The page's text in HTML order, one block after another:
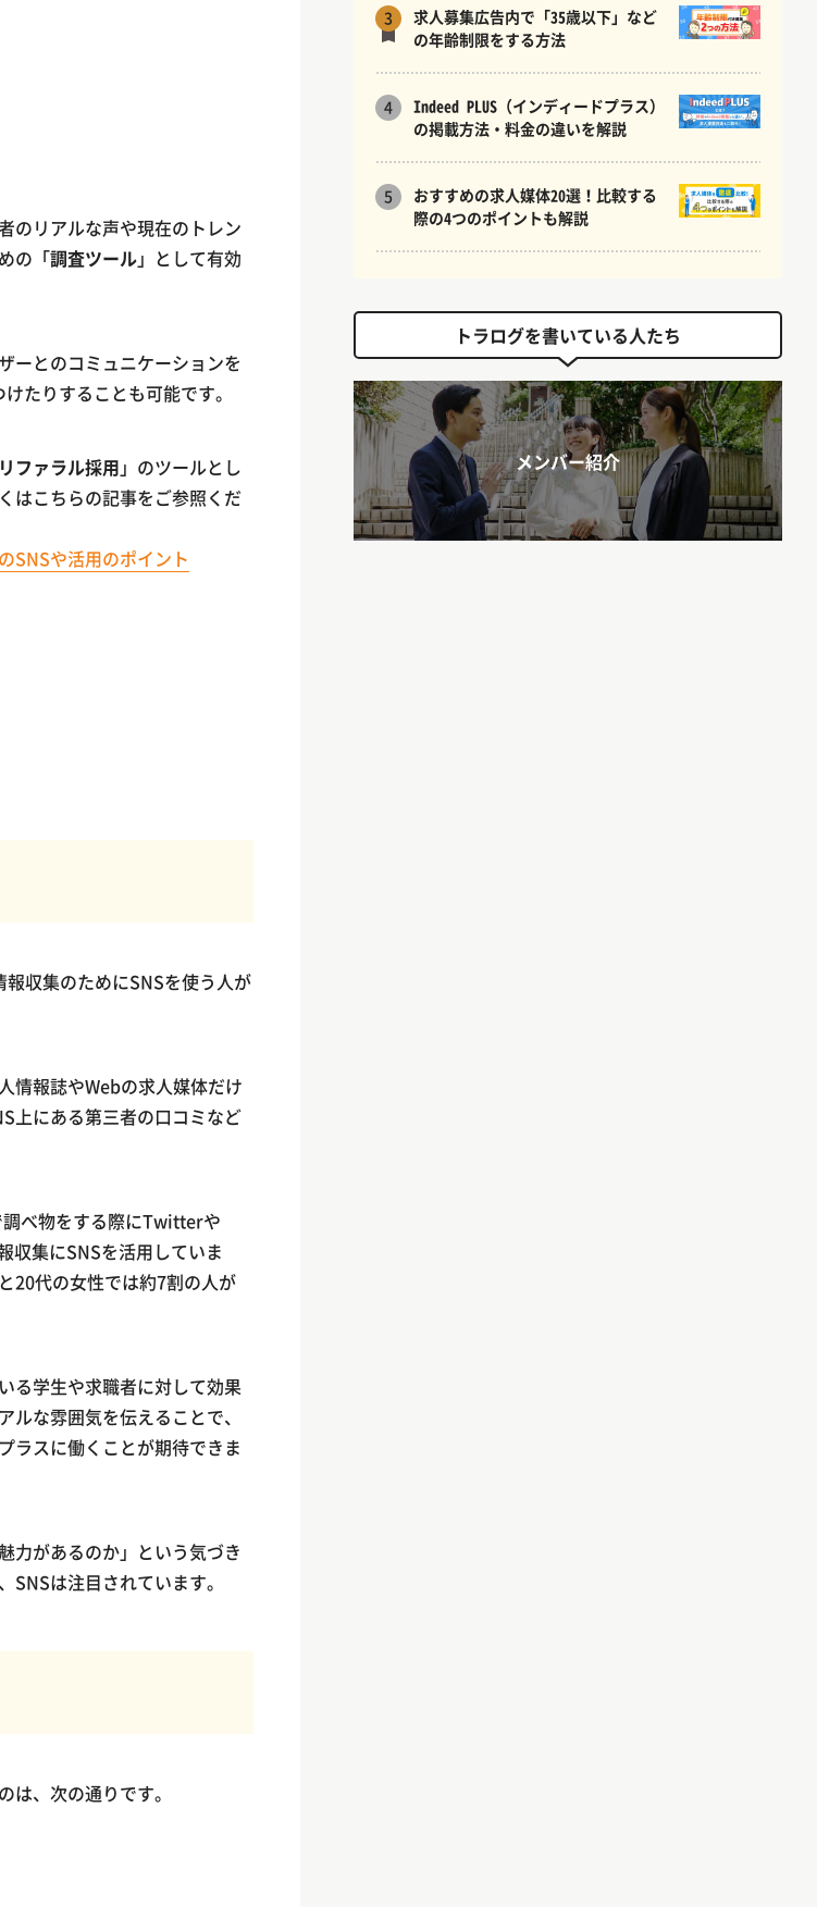
のリアルな声や現在のトレン
の「調査ツール」として有効
ーとのコミュニケーションを
たりすることも可能です。
リファラル採用 」のツールとし
はこちらの記事をご参照くだ
SNSや活用のポイント
収集のためにSNSを使う人が
情報誌やWebの求人媒体だけ
上にある第三者の口コミなど
調べ物をする際にTwitterや
収集にSNSを活用していま
20代の女性では約7割の人が
る学生や求職者に対して効果
な雰囲気を伝えることで、
ラスに働くことが期待できま
力があるのか」という気づき
は注目されています。
、次の通りです。
3
求人募集広告内で「35歳以下」など
の年齢制限をする方法
4
Indeed PLUS（インディードプラス）
の掲載方法・料金の違いを解説
5
おすすめの求人媒体20選！比較する
際の4つのポイントも解説
トラログを書いている人たち
メンバー紹介